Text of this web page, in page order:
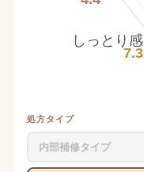
しっとり感
7.3
処方タイプ
内部補修タイプ